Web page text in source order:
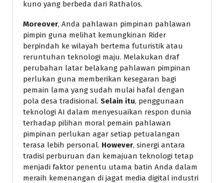
kuno yang berbeda dari Rathalos.
Moreover, Anda pahlawan pimpinan pahlawan
pimpin guna melihat kemungkinan Rider
berpindah ke wilayah bertema futuristik atau
reruntuhan teknologi maju. Melakukan draf
perubahan latar belakang pahlawan pimpinan
perlukan guna memberikan kesegaran bagi
pemain lama yang sudah mulai hafal dengan
pola desa tradisional. Selain itu, penggunaan
teknologi AI dalam menyesuaikan respon dunia
terhadap pilihan moral pemain pahlawan
pimpinan perlukan agar setiap petualangan
terasa lebih personal. However, sinergi antara
tradisi perburuan dan kemajuan teknologi tetap
menjadi faktor penentu utama batin Anda dalam
meraih kemenangan di jagat media digital industri